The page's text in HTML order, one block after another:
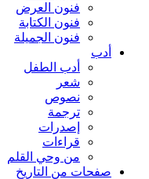
فنون العرض
فنون الكتابة
فنون الجميلة
أدب
أدب الطفل
شعر
نصوص
ترجمة
إصدرات
قراءات
من وحي القلم
صفحات من التاريخ